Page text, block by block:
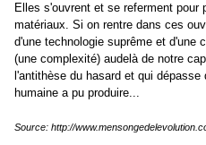
Elles s'ouvrent et se referment pour
matériaux. Si on rentre dans ces
d'une technologie suprême et d'une
(une complexité) audelà de notre
l'antithèse du hasard et qui
humaine a pu produire...
Source: http://